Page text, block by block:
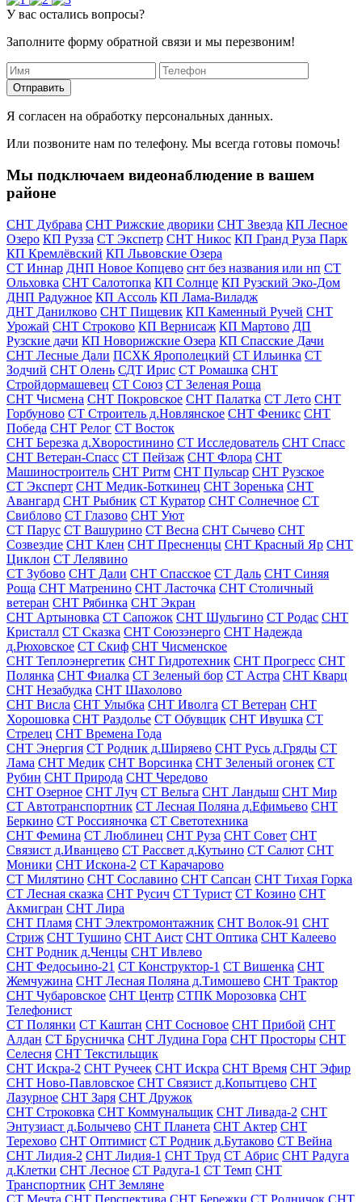
У вас остались вопросы?
Заполните форму обратной связи и мы перезвоним!
Отправить
Я согласен на обработку персональных данных.
Или позвоните нам по телефону. Мы всегда готовы помочь!
Мы подключаем видеонаблюдение в вашем
районе
СНТ Дубрава СНТ Рижские дворики СНТ Звезда КП Лесное
Озеро КП Рузза СТ Экспетр СНТ Никос КП Гранд Руза Парк
КП Кремлёвский КП Львовские Озера
СТ Иннар ДНП Новое Копцево снт без названия или нп СТ
Ольховка СНТ Салотопка КП Солнце КП Рузский Эко-Дом
ДНП Радужное КП Ассоль КП Лама-Виладж
ДНТ Данилково СНТ Пищевик КП Каменный Ручей СНТ
Урожай СНТ Строково КП Вернисаж КП Мартово ДП
Рузские дачи КП Новорижские Озера КП Спасские Дачи
СНТ Лесные Дали ПСХК Ярополецкий СТ Ильинка СТ
Зодчий СНТ Олень СДТ Ирис СТ Ромашка СНТ
Стройдормашевец СТ Союз СТ Зеленая Роща
СНТ Чисмена СНТ Покровское СНТ Палатка СТ Лето СНТ
Горбуново СТ Строитель д.Новлянское СНТ Феникс СНТ
Победа СНТ Релог СТ Восток
СНТ Березка д.Хворостинино СТ Исследователь СНТ Спасс
СНТ Ветеран-Спасс СТ Пейзаж СНТ Флора СНТ
Машиностроитель СНТ Ритм СНТ Пульсар СНТ Рузское
СТ Эксперт СНТ Медик-Боткинец СНТ Зоренька СНТ
Авангард СНТ Рыбник СТ Куратор СНТ Солнечное СТ
Свиблово СТ Глазово СНТ Уют
СТ Парус СТ Вашурино СТ Весна СНТ Сычево СНТ
Созвездие СНТ Клен СНТ Пресненцы СНТ Красный Яр СНТ
Циклон СТ Лелявино
СТ Зубово СНТ Дали СНТ Спасское СТ Даль СНТ Синяя
Роща СНТ Матренино СНТ Ласточка СНТ Столичный
ветеран СНТ Рябинка СНТ Экран
СНТ Артыновка СТ Сапожок СНТ Шульгино СТ Родас СНТ
Кристалл СТ Сказка СНТ Союзэнерго СНТ Надежда
д.Рюховское СТ Скиф СНТ Чисменское
СНТ Теплоэнергетик СНТ Гидротехник СНТ Прогресс СНТ
Полянка СНТ Фиалка СТ Зеленый бор СТ Астра СНТ Кварц
СНТ Незабудка СНТ Шахолово
СНТ Висла СНТ Улыбка СНТ Иволга СТ Ветеран СНТ
Хорошовка СНТ Раздолье СТ Обувщик СНТ Ивушка СТ
Стрелец СНТ Времена Года
СНТ Энергия СТ Родник д.Ширяево СНТ Русь д.Гряды СТ
Лама СНТ Медик СНТ Ворсинка СНТ Зеленый огонек СТ
Рубин СНТ Природа СНТ Чередово
СНТ Озерное СНТ Луч СТ Вельга СНТ Ландыш СНТ Мир
СТ Автотранспортник СТ Лесная Поляна д.Ефимьево СНТ
Беркино СТ Россияночка СТ Светотехника
СНТ Фемина СТ Люблинец СНТ Руза СНТ Совет СНТ
Связист д.Иванцево СТ Рассвет д.Кутьино СТ Салют СНТ
Моники СНТ Искона-2 СТ Карачарово
СТ Милятино СНТ Сославино СНТ Сапсан СНТ Тихая Горка
СТ Лесная сказка СНТ Русич СТ Турист СТ Козино СНТ
Акмигран СНТ Лира
СНТ Пламя СНТ Электромонтажник СНТ Волок-91 СНТ
Стриж СНТ Тушино СНТ Аист СНТ Оптика СНТ Калеево
СНТ Родник д.Ченцы СНТ Ивлево
СНТ Федосьино-21 СТ Конструктор-1 СТ Вишенка СНТ
Жемчужина СНТ Лесная Поляна д.Тимошево СНТ Трактор
СНТ Чубаровское СНТ Центр СТПК Морозовка СНТ
Телефонист
СТ Полянки СТ Каштан СНТ Сосновое СНТ Прибой СНТ
Алдан СТ Брусничка СНТ Лудина Гора СНТ Просторы СНТ
Селесня СНТ Текстильщик
СНТ Искра-2 СНТ Ручеек СНТ Искра СНТ Время СНТ Эфир
СНТ Ново-Павловское СНТ Связист д.Копытцево СНТ
Лазурное СНТ Заря СНТ Дружок
СНТ Строковка СНТ Коммунальщик СНТ Ливада-2 СНТ
Энтузиаст д.Болычево СНТ Планета СНТ Актер СНТ
Терехово СНТ Оптимист СТ Родник д.Бутаково СТ Вейна
СНТ Лидия-2 СНТ Лидия-1 СНТ Труд СТ Абрис СНТ Радуга
д.Клетки СНТ Лесное СТ Радуга-1 СТ Темп СНТ
Транспортник СНТ Земляне
СТ Мечта СНТ Перспектива СНТ Бережки СТ Родничок СНТ